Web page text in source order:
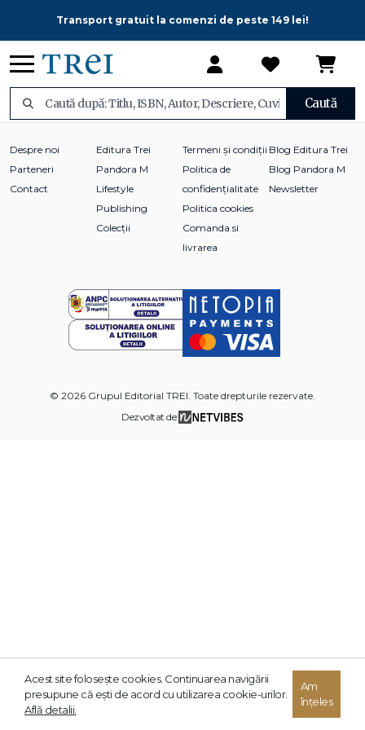
Transport gratuit la comenzi de peste 149 lei!
Caută
Despre noi
Parteneri
Contact
Editura Trei
Pandora M
Lifestyle
Publishing
Colecții
Termeni și condiții
Politica de
confidențialitate
Politica cookies
Comanda si
livrarea
Blog Editura Trei
Blog Pandora M
Newsletter
© 2026 Grupul Editorial TREI. Toate drepturile rezervate.
Dezvoltat de:
Acest site foloseşte cookies. Continuarea navigării
presupune că eşti de acord cu utilizarea cookie-urilor.
Află detalii.
Am
înțeles